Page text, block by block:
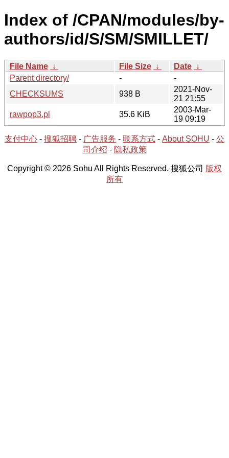
Index of /CPAN/modules/by-
authors/id/S/SM/SMILLET/
File Name ↓ File Size ↓ Date ↓
Parent directory/
-
-
CHECKSUMS
938 B
2021-Nov-
21 21:55
rawpop3.pl
35.6 KiB
2003-Mar-
19 09:19
支付中心 - 搜狐招聘 - 广告服务 - 联系方式 - About SOHU - 公
司介绍 - 隐私政策
Copyright © 2026 Sohu All Rights Reserved. 搜狐公司 版权
所有